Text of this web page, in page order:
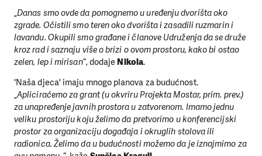
„Danas smo ovde da pomognemo u uređenju dvorišta oko
zgrade. Očistili smo teren oko dvorišta i zasadili ruzmarin i
lavandu. Okupili smo građane i članove Udruženja da se druže
kroz rad i saznaju više o brizi o ovom prostoru, kako bi ostao
zelen, lep i mirisan“, dodajeNikola.
'Naša djeca' imaju mnogo planova za budućnost.
„Apliciraćemo za grant (u okvriru Projekta Mostar, prim. prev.)
za unapređenje javnih prostora u zatvorenom. Imamo jednu
veliku prostoriju koju želimo da pretvorimo u konferencijski
prostor za organizaciju događaja i okruglih stolova ili
radionica. Želimo da u budućnosti možemo da je iznajmimo za